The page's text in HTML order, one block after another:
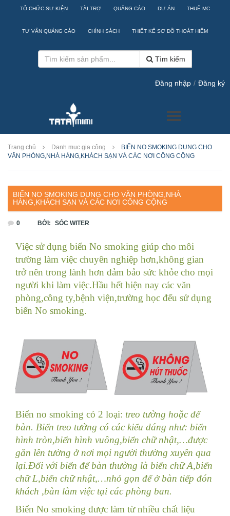
TỔ CHỨC SỰ KIỆN TÀI TRỢ QUẢNG CÁO DỰ ÁN THUÊ MC
TƯ VẤN QUẢNG CÁO CHÍNH SÁCH THIẾT KẾ SƠ ĐỒ THOÁT HIỂM
Tìm kiếm
Đăng nhập / Đăng ký
Trang chủ Danh mục gia công
BIỂN NO SMOKING DUNG CHO
VĂN PHÒNG,NHÀ HÀNG,KHÁCH SẠN VÀ CÁC NƠI CÔNG CỘNG
BIỂN NO SMOKING DUNG CHO VĂN PHÒNG,NHÀ
HÀNG,KHÁCH SẠN VÀ CÁC NƠI CÔNG CỘNG
0 BỞI: SÓC WITER
Việc sử dụng biển No smoking giúp cho môi
trường làm việc chuyên nghiệp hơn,không gian
trở nên trong lành hơn đảm bảo sức khỏe cho mọi
người khi làm việc.Hầu hết hiện nay các văn
phòng,công ty,bệnh viện,trường học đếu sử dụng
biển No smoking.
Biển no smoking có 2 loại: treo tường hoặc để
bàn. Biển treo tường có các kiểu dáng như: biển
hình tròn,biển hình vuông,biển chữ nhật,…được
găn lên tường ở nơi mọi người thường xuyên qua
lại.Đối với biển để bàn thường là biển chữ A,biển
chữ L,biển chữ nhật,…nhỏ gọn để ở bàn tiếp đón
khách ,bàn làm việc tại các phòng ban.
Biển No smoking được làm từ nhiều chất liệu